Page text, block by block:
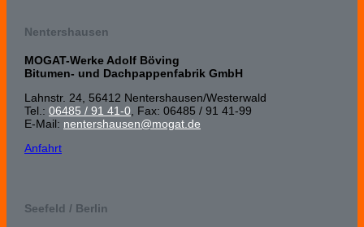
Nentershausen
MOGAT-Werke Adolf Böving
Bitumen- und Dachpappenfabrik GmbH
Lahnstr. 24, 56412 Nenters­hausen/Wester­wald
Tel.: 06485 / 91 41-0 , Fax: 06485 / 91 41-99
E-Mail: nentershausen@mogat.de
Anfahrt
Seefeld / Berlin